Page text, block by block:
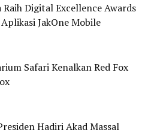
Raih Digital Excellence Awards
JakOne Mobile
Safari Kenalkan Red Fox
Hadiri Akad Massal